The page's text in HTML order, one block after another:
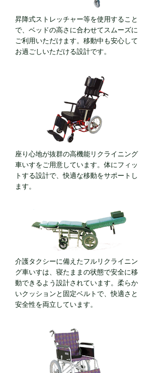
昇降式ストレッチャー等を使用すること
で、ベッドの高さに合わせてスムーズに
ご利用いただけます。移動中も安心して
お過ごしいただける設計です。
座り心地が抜群の高機能リクライニング
車いすをご用意しています。体にフィッ
トする設計で、快適な移動をサポートし
ます。
介護タクシーに備えたフルリクライニン
グ車いすは、寝たままの状態で安全に移
動できるよう設計されています。柔らか
いクッションと固定ベルトで、快適さと
安全性を両立しています。